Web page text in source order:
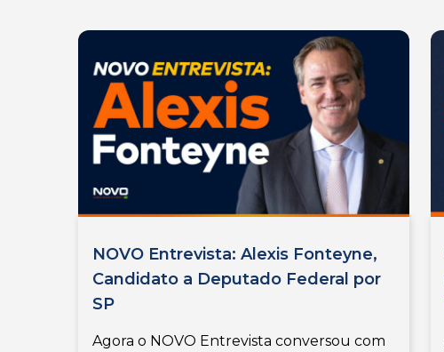
NOVO Entrevista: Alexis Fonteyne,
Candidato a Deputado Federal por
SP
Agora o NOVO Entrevista conversou com